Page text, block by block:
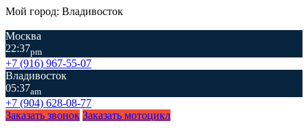
Мой город: Владивосток
Москва
22:37pm
+7 (916) 967-55-07
Владивосток
05:37am
+7 (904) 628-08-77
Заказать звонок Заказать мотоцикл